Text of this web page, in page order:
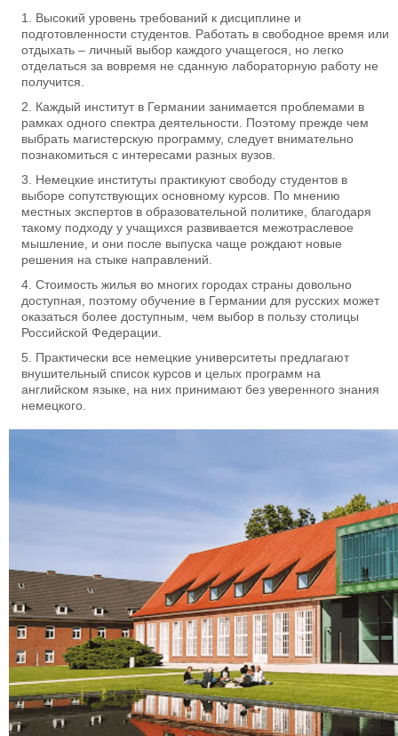
Высокий уровень требований к дисциплине и
подготовленности студентов. Работать в свободное время или
отдыхать – личный выбор каждого учащегося, но легко
отделаться за вовремя не сданную лабораторную работу не
получится.
Каждый институт в Германии занимается проблемами в
рамках одного спектра деятельности. Поэтому прежде чем
выбрать магистерскую программу, следует внимательно
познакомиться с интересами разных вузов.
Немецкие институты практикуют свободу студентов в
выборе сопутствующих основному курсов. По мнению
местных экспертов в образовательной политике, благодаря
такому подходу у учащихся развивается межотраслевое
мышление, и они после выпуска чаще рождают новые
решения на стыке направлений.
Стоимость жилья во многих городах страны довольно
доступная, поэтому обучение в Германии для русских может
оказаться более доступным, чем выбор в пользу столицы
Российской Федерации.
Практически все немецкие университеты предлагают
внушительный список курсов и целых программ на
английском языке, на них принимают без уверенного знания
немецкого.